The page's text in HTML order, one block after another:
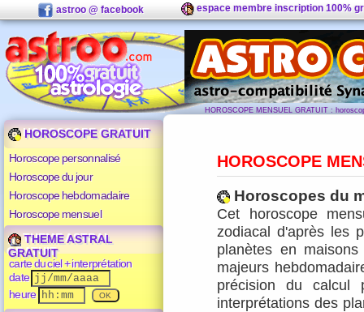
astroo @ facebook espace membre inscription 100%
HOROSCOPE MENSUEL GRATUIT :
HOROSCOPE GRATUIT
Horoscope personnalisé
Horoscope du jour
Horoscope hebdomadaire
Horoscope mensuel
THEME ASTRAL
GRATUIT
carte du ciel + interprétation
date
heure
HOROSCOPE
Horoscopes du
Cet horoscope
zodiacal d'après les
planètes en
majeurs
précision du
interprétations des